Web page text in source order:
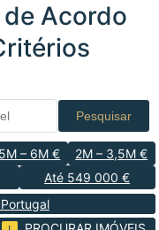
Acordo
Pesquisar
– 6M €
2M – 3,5M €
Até 549 000 €